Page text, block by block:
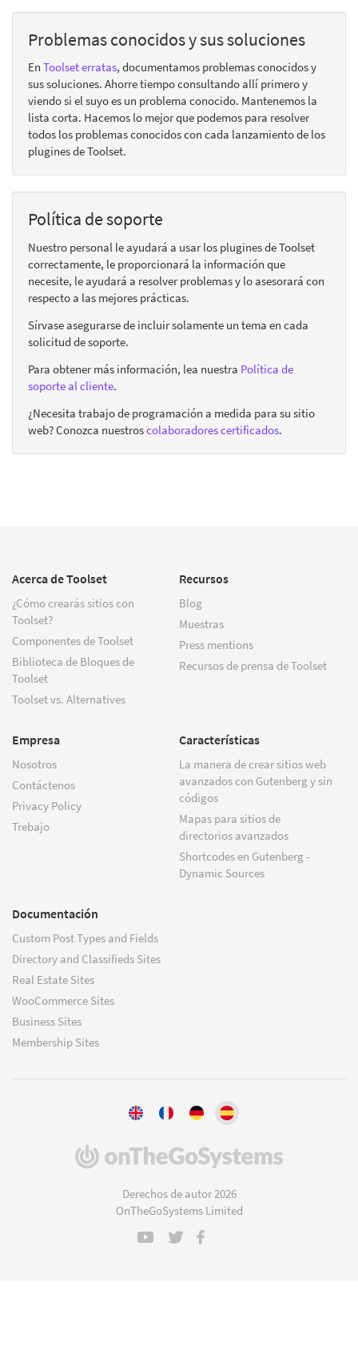
Problemas conocidos y sus soluciones
En Toolset erratas, documentamos problemas conocidos y
sus soluciones. Ahorre tiempo consultando allí primero y
viendo si el suyo es un problema conocido. Mantenemos la
lista corta. Hacemos lo mejor que podemos para resolver
todos los problemas conocidos con cada lanzamiento de los
plugines de Toolset.
Política de soporte
Nuestro personal le ayudará a usar los plugines de Toolset
correctamente, le proporcionará la información que
necesite, le ayudará a resolver problemas y lo asesorará con
respecto a las mejores prácticas.
Sírvase asegurarse de incluir solamente un tema en cada
solicitud de soporte.
Para obtener más información, lea nuestra Política de
soporte al cliente.
¿Necesita trabajo de programación a medida para su sitio
web? Conozca nuestroscolaboradores certificados.
Acerca de Toolset
¿Cómo crearás sitios con
Toolset?
Componentes de Toolset
Biblioteca de Bloques de
Toolset
Toolset vs. Alternatives
Recursos
Blog
Muestras
Press mentions
Recursos de prensa de Toolset
Empresa
Nosotros
Contáctenos
Privacy Policy
Trebajo
Características
La manera de crear sitios web
avanzados con Gutenberg y sin
códigos
Mapas para sitios de
directorios avanzados
Shortcodes en Gutenberg -
Dynamic Sources
Documentación
Custom Post Types and Fields
Directory and Classifieds Sites
Real Estate Sites
WooCommerce Sites
Business Sites
Membership Sites
(se
Derechos de autor 2026
OnTheGoSystems Limited